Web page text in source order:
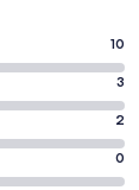
10
3
2
0